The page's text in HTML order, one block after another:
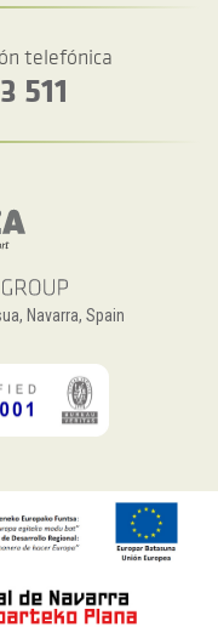
telefónica
511
Navarra, Spain